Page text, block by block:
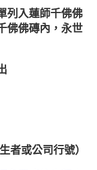
列入蓮師千佛佛
佛佛磚內，永世
者或公司行號）